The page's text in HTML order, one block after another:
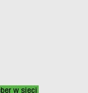
w sieci